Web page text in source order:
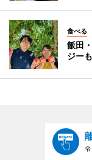
食べる
飯田
ジーも